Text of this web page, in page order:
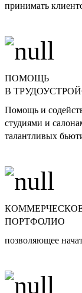
принимать
ПОМОЩЬ
В
Помощь и
студиями и
талантливых
ПОРТФОЛИО
позволяющее